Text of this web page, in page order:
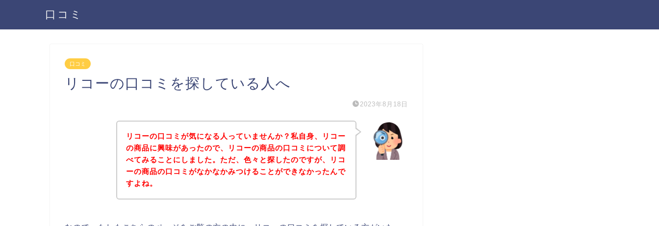
口コミ
口コミ
リコーの口コミを探している人へ
2023年8月18日
リコーの口コミが気になる人っていませんか？私自身、リコー
の商品に興味があったので、リコーの商品の口コミについて調
べてみることにしました。ただ、色々と探したのですが、リコ
ーの商品の口コミがなかなかみつけることができなかったんで
すよね。